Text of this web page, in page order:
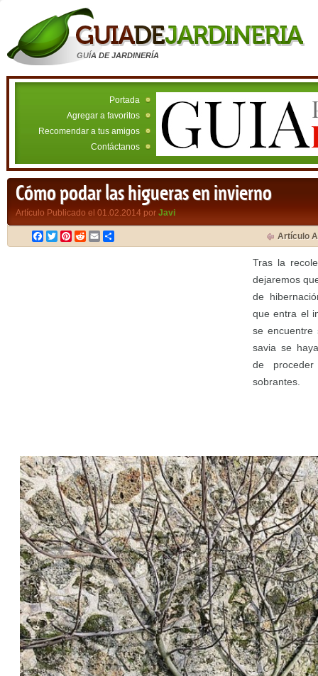
GUÍA DE JARDINERÍA
Portada
Agregar a favoritos
Recomendar a tus amigos
Contáctanos
Cómo podar las higueras en invierno
Artículo Publicado el 01.02.2014 por Javi
Facebook
TwitterPinterest
RedditEmail Artículo
Tras la
dejaremos
de
que entra el
se encuentre
savia se
de
sobrantes.